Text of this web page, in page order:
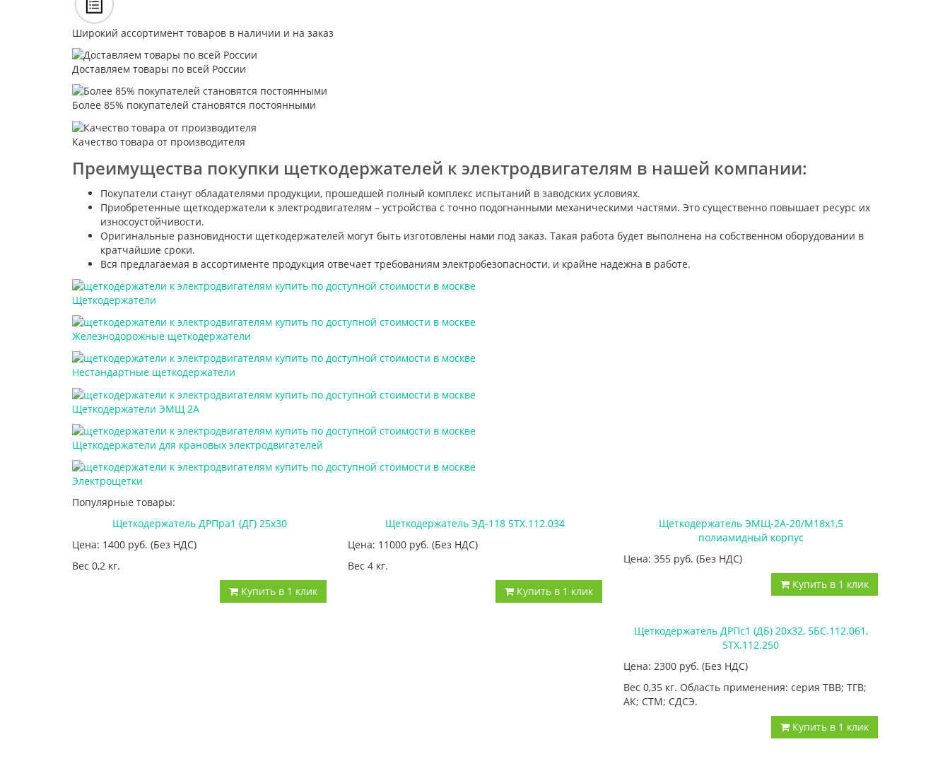
Широкий ассортимент товаров в наличии и на заказ
Доставляем товары по всей России
Более 85% покупателей становятся постоянными
Качество товара от производителя
Преимущества покупки щеткодержателей к электродвигателям в нашей компании:
Покупатели станут обладателями продукции, прошедшей полный комплекс испытаний в заводских условиях.
Приобретенные щеткодержатели к электродвигателям – устройства с точно подогнанными механическими частями. Это существенно повышает ресурс их
износоустойчивости.
Оригинальные разновидности щеткодержателей могут быть изготовлены нами под заказ. Такая работа будет выполнена на собственном оборудовании в
кратчайшие сроки.
Вся предлагаемая в ассортименте продукция отвечает требованиям электробезопасности, и крайне надежна в работе.
Щеткодержатели
Железнодорожные щеткодержатели
Нестандартные щеткодержатели
Щеткодержатели ЭМЩ 2А
Щеткодержатели для крановых электродвигателей
Электрощетки
Популярные товары:
Щеткодержатель ДРПра1 (ДГ) 25х30
Цена: 1400 руб. (Без НДС)
Вес 0,2 кг.
Купить в 1 клик
Щеткодержатель ЭД-118 5ТХ.112.034
Цена: 11000 руб. (Без НДС)
Вес 4 кг.
Купить в 1 клик
Щеткодержатель ЭМЩ-2А-20/М18х1,5
полиамидный корпус
Цена: 355 руб. (Без НДС)
Купить в 1 клик
Щеткодержатель ДРПс1 (ДБ) 20х32, 5БС.112.061,
5ТХ.112.250
Цена: 2300 руб. (Без НДС)
Вес 0,35 кг. Область применения: серия ТВВ; ТГВ;
АК; СТМ; СДСЭ.
Купить в 1 клик